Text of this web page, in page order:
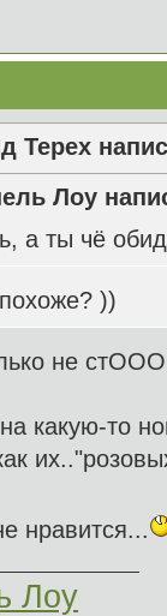
Терех
Лоу
а ты чё
))
не
какую-то
нравится...
Лоу